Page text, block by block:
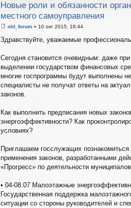
Новые роли и обязанности
местного самоуправления
о
о
щ
е
н
и
е
old_forum » 10 окт 2015, 16:44
Здравствуйте, уважаемые
Сегодня становится очевидным: даже
выделении государством финансовых
многие госпрограммы будут выполнены
специалисты не получат ответы на
законов.
Как выполнить предписания новых
энергоэффективности? Как
условиях?
Приглашаем госслужащих
применения законов, разработанными
«Прогресс» по деятельности
• 04-08.07 Малоэтажные
Государственная поддержка
ситуации со стороны руководителей и